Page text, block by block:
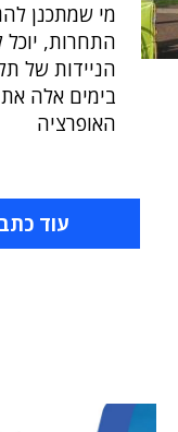
מי שמתכנן
התחרות,
בימים אלה
האופרציה
עוד